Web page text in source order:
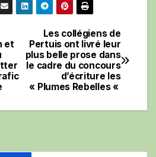
Les collégiens de
Pertuis ont livré leur
plus belle prose dans
le cadre du concours
d’écriture les
« Plumes Rebelles «
et